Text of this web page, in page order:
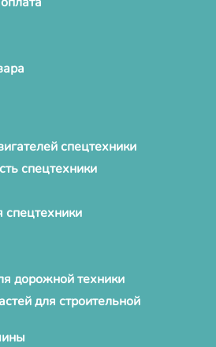
спецтехники
спецтехники
дорожной техники
для строительной